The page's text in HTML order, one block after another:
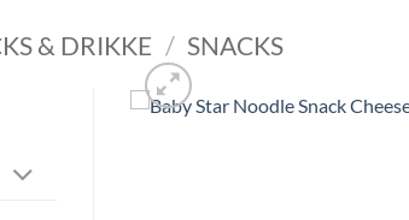
& DRIKKE / SNACKS